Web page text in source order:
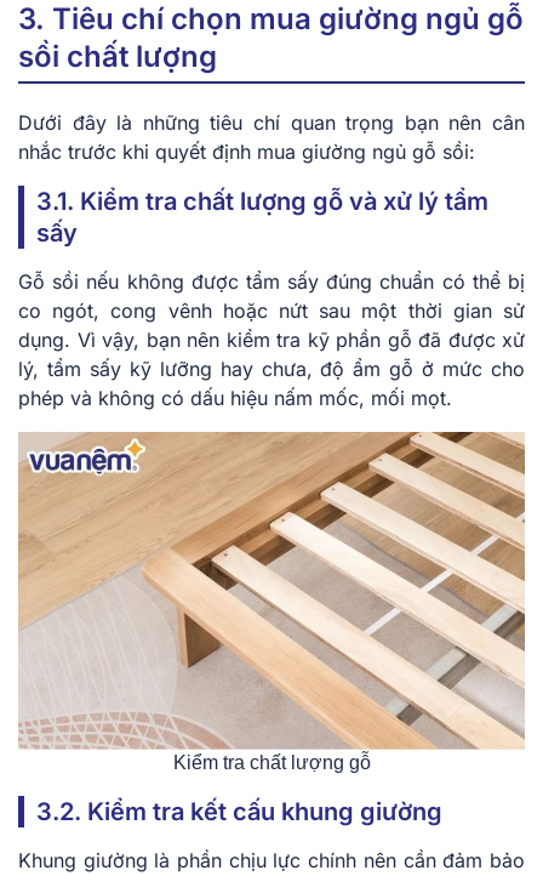
3. Tiêu chí chọn mua giường ngủ gỗ
sồi chất lượng
Dưới đây là những tiêu chí quan trọng bạn nên cân
nhắc trước khi quyết định mua giường ngủ gỗ sồi:
3.1. Kiểm tra chất lượng gỗ và xử lý tẩm
sấy
Gỗ sồi nếu không được tẩm sấy đúng chuẩn có thể bị
co ngót, cong vênh hoặc nứt sau một thời gian sử
dụng. Vì vậy, bạn nên kiểm tra kỹ phần gỗ đã được xử
lý, tẩm sấy kỹ lưỡng hay chưa, độ ẩm gỗ ở mức cho
phép và không có dấu hiệu nấm mốc, mối mọt.
Kiểm tra chất lượng gỗ
3.2. Kiểm tra kết cấu khung giường
Khung giường là phần chịu lực chính nên cần đảm bảo